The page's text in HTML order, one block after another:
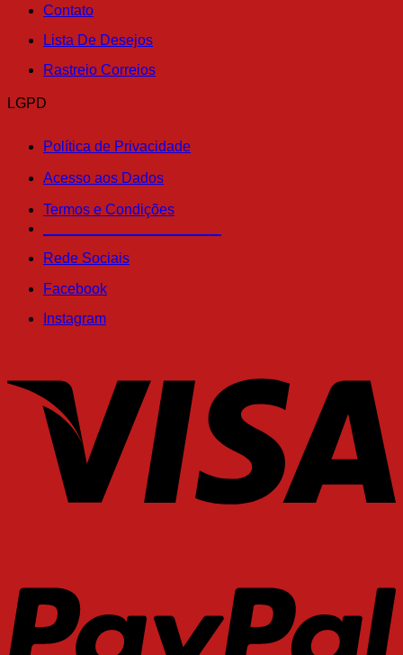
Contato
Lista De Desejos
Rastreio Correios
LGPD
Política de Privacidade
Acesso aos Dados
Termos e Condições
Rede Sociais
Facebook
Instagram